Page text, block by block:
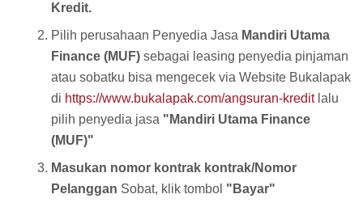
Kredit.
Pilih perusahaan Penyedia Jasa Mandiri Utama
Finance (MUF) sebagai leasing penyedia pinjaman
atau sobatku bisa mengecek via Website Bukalapak
di https://www.bukalapak.com/angsuran-kreditlalu
pilih penyedia jasa "Mandiri Utama Finance
(MUF)"
Masukan nomor kontrak kontrak/Nomor
Pelanggan Sobat, klik tombol "Bayar"